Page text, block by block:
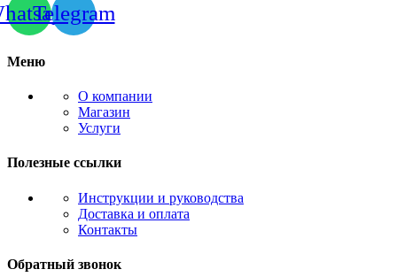
Telegram
Меню
О компании
Магазин
Услуги
Полезные ссылки
Инструкции и руководства
Доставка и оплата
Контакты
Обратный звонок